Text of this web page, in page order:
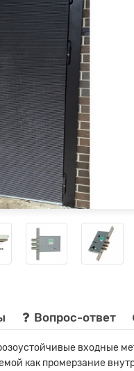
Вопрос-ответ
входные
как промерзание